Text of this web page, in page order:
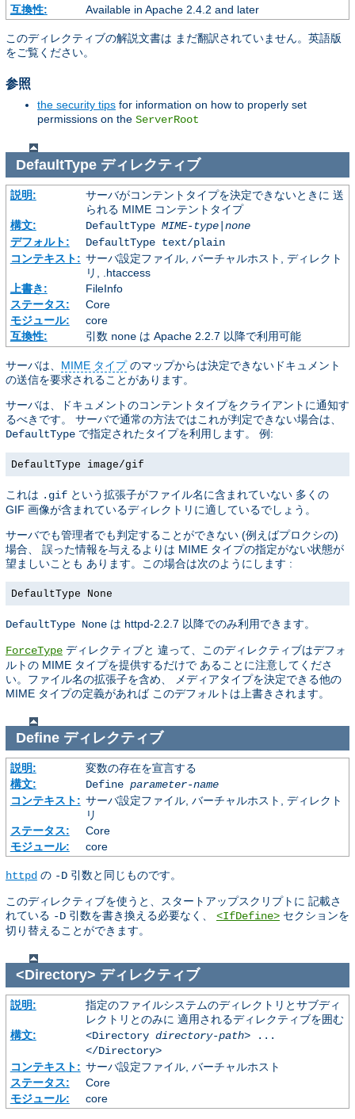
互換性:
Available in Apache 2.4.2 and later
このディレクティブの解説文書は まだ翻訳されていません。英語版
をご覧ください。
参照
the security tips for information on how to properly set
permissions on the ServerRoot
DefaultTypeディレクティブ
説明:
サーバがコンテントタイプを決定できないときに 送
られる MIME コンテントタイプ
構文:
DefaultType MIME-type|none
デフォルト:
DefaultType text/plain
コンテキスト: サーバ設定ファイル, バーチャルホスト, ディレクト
リ, .htaccess
上書き:
FileInfo
ステータス:
Core
モジュール:
core
互換性:
引数 noneは Apache 2.2.7 以降で利用可能
サーバは、 MIME タイプのマップからは決定できないドキュメント
の送信を要求されることがあります。
サーバは、ドキュメントのコンテントタイプをクライアントに通知す
るべきです。 サーバで通常の方法ではこれが判定できない場合は、
DefaultType で指定されたタイプを利用します。 例:
DefaultType image/gif
これは .gif という拡張子がファイル名に含まれていない 多くの
GIF 画像が含まれているディレクトリに適しているでしょう。
サーバでも管理者でも判定することができない (例えばプロクシの)
場合、 誤った情報を与えるよりは MIME タイプの指定がない状態が
望ましいことも あります。この場合は次のようにします :
DefaultType None
DefaultType None は httpd-2.2.7 以降でのみ利用できます。
ForceType ディレクティブと 違って、このディレクティブはデフォ
ルトの MIME タイプを提供するだけで あることに注意してくださ
い。ファイル名の拡張子を含め、 メディアタイプを決定できる他の
MIME タイプの定義があれば このデフォルトは上書きされます。
Defineディレクティブ
説明:
変数の存在を宣言する
構文:
Define parameter-name
コンテキスト: サーバ設定ファイル, バーチャルホスト, ディレクト
リ
ステータス:
Core
モジュール:
core
httpd の -D 引数と同じものです。
このディレクティブを使うと、スタートアップスクリプトに 記載さ
れている -D 引数を書き換える必要なく、 <IfDefine> セクションを
切り替えることができます。
<Directory> ディレクティブ
説明:
指定のファイルシステムのディレクトリとサブディ
レクトリとのみに 適用されるディレクティブを囲む
構文:
<Directory directory-path> ...
</Directory>
コンテキスト: サーバ設定ファイル, バーチャルホスト
ステータス:
Core
モジュール:
core